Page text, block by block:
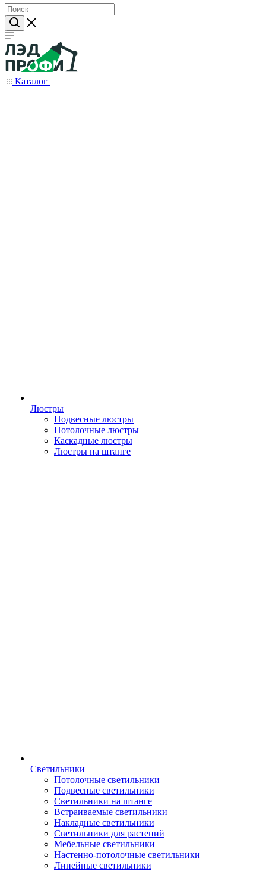
Каталог
Люстры
Подвесные люстры
Потолочные люстры
Каскадные люстры
Люстры на штанге
Светильники
Потолочные светильники
Подвесные светильники
Светильники на штанге
Встраиваемые светильники
Накладные светильники
Светильники для растений
Мебельные светильники
Настенно-потолочные светильники
Линейные светильники